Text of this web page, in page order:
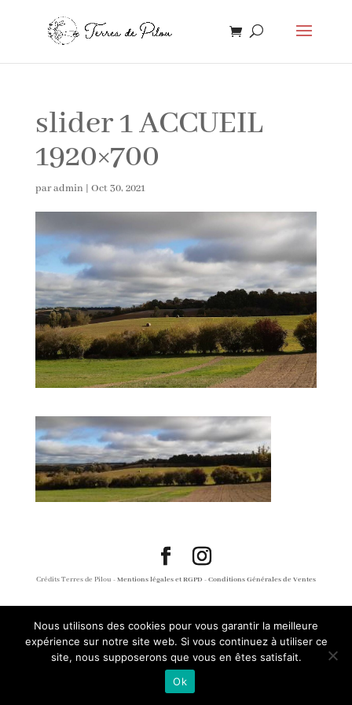
slider 1 ACCUEIL
1920×700
paradmin | Oct 30, 2021
Crédits Terres de Pilou -Mentions légales et RGPD -Conditions Générales de Ventes
Nous utilisons des cookies pour vous garantir la meilleure
expérience sur notre site web. Si vous continuez à utiliser ce
site, nous supposerons que vous en êtes satisfait.
Ok